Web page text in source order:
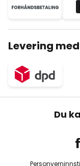
Levering med
Du